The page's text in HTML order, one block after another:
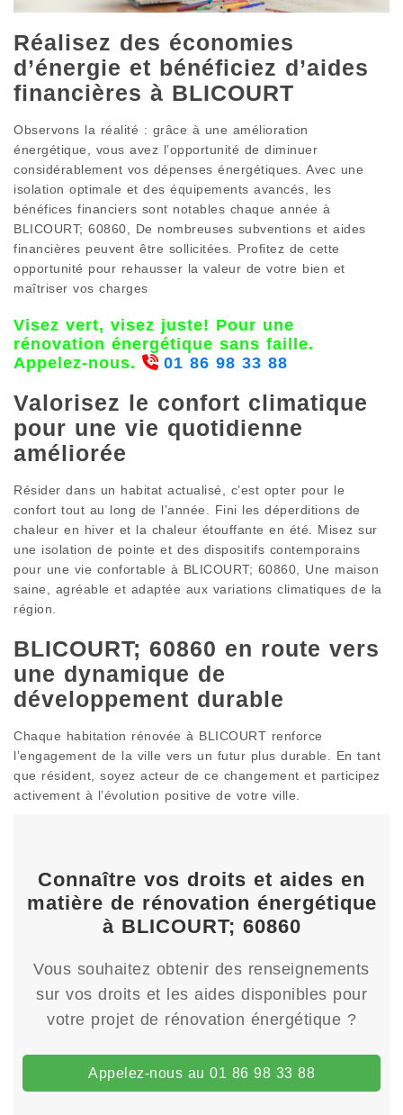
Réalisez des économies
d’énergie et bénéficiez d’aides
financières à BLICOURT
Observons la réalité : grâce à une amélioration
énergétique, vous avez l’opportunité de diminuer
considérablement vos dépenses énergétiques. Avec une
isolation optimale et des équipements avancés, les
bénéfices financiers sont notables chaque année à
BLICOURT; 60860, De nombreuses subventions et aides
financières peuvent être sollicitées. Profitez de cette
opportunité pour rehausser la valeur de votre bien et
maîtriser vos charges
Visez vert, visez juste! Pour une
rénovation énergétique sans faille.
Appelez-nous.
01 86 98 33 88
Valorisez le confort climatique
pour une vie quotidienne
améliorée
Résider dans un habitat actualisé, c’est opter pour le
confort tout au long de l’année. Fini les déperditions de
chaleur en hiver et la chaleur étouffante en été. Misez sur
une isolation de pointe et des dispositifs contemporains
pour une vie confortable à BLICOURT; 60860, Une maison
saine, agréable et adaptée aux variations climatiques de la
région.
BLICOURT; 60860 en route vers
une dynamique de
développement durable
Chaque habitation rénovée à BLICOURT renforce
l’engagement de la ville vers un futur plus durable. En tant
que résident, soyez acteur de ce changement et participez
activement à l’évolution positive de votre ville.
Connaître vos droits et aides en
matière de rénovation énergétique
à BLICOURT; 60860
Vous souhaitez obtenir des renseignements
sur vos droits et les aides disponibles pour
votre projet de rénovation énergétique ?
Appelez-nous au 01 86 98 33 88